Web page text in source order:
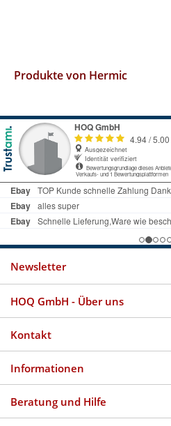
Produkte von Hermic
Newsletter
HOQ GmbH - Über uns
Kontakt
Informationen
Beratung und Hilfe